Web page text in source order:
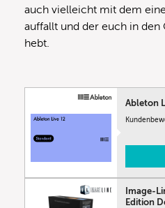
auch vielleicht mit dem
auffallt und der euch in
hebt.
Ableton
Image-
Edition